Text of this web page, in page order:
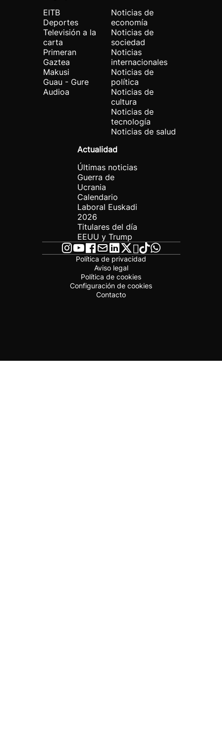
EITB
Deportes
Televisión a la
carta
Primeran
Gaztea
Makusi
Guau - Gure
Audioa
Noticias de
economía
Noticias de
sociedad
Noticias
internacionales
Noticias de
política
Noticias de
cultura
Noticias de
tecnología
Noticias de salud
Actualidad
Últimas noticias
Guerra de
Ucrania
Calendario
Laboral Euskadi
2026
Titulares del día
EEUU y Trump
Política de privacidad
Aviso legal
Política de cookies
Configuración de cookies
Contacto